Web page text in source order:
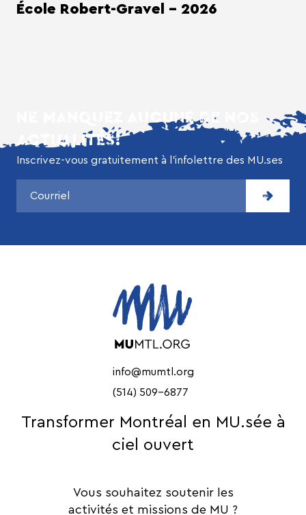
École Robert-Gravel - 2026
NE MANQUEZ AUCUNE DE NOS
ACTUALITÉS!
Inscrivez-vous gratuitement à l’infolettre des MU.ses
info@mumtl.org
(514) 509-6877
Transformer Montréal en MU.sée à
ciel ouvert
Vous souhaitez soutenir les
activités et missions de MU ?